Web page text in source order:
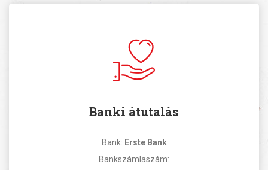
Banki átutalás
Bank: Erste Bank
Bankszámlaszám: